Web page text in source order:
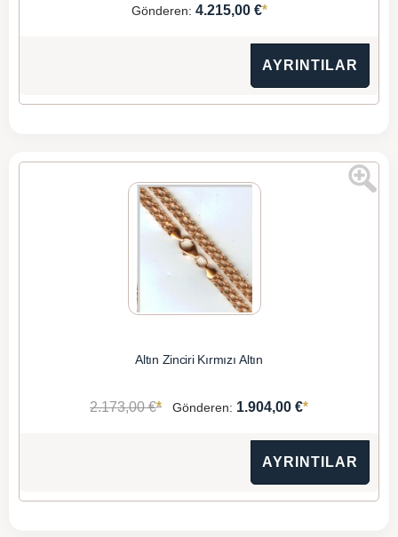
Gönderen: 4.215,00 €*
AYRINTILAR
Altın Zinciri Kırmızı Altın
2.173,00 €* Gönderen: 1.904,00 €*
AYRINTILAR